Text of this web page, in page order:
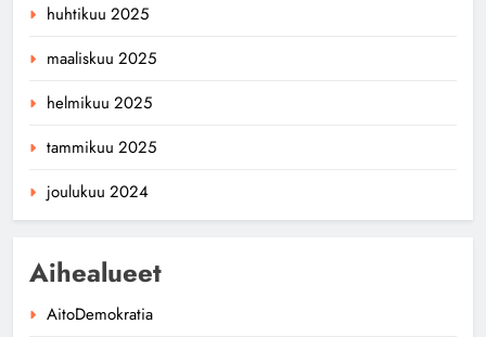
huhtikuu 2025
maaliskuu 2025
helmikuu 2025
tammikuu 2025
joulukuu 2024
Aihealueet
AitoDemokratia